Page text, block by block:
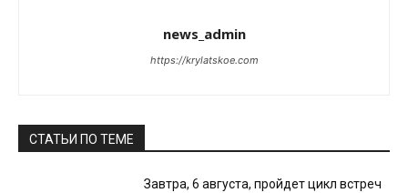
news_admin
https://krylatskoe.com
СТАТЬИ ПО ТЕМЕ
Завтра, 6 августа, пройдет цикл встреч